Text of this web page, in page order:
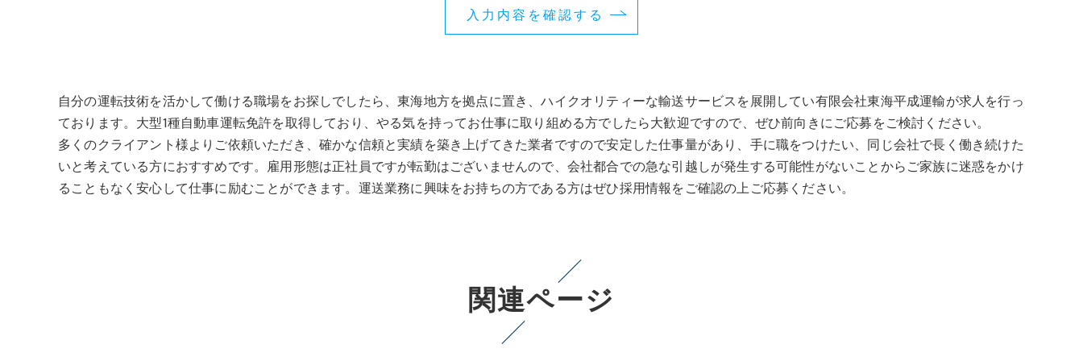
自分の運転技術を活かして働ける職場をお探しでしたら、東海地方を拠点に置き、ハイクオリティーな輸送サービスを展開してい有限会社東海平成運輸が求人を行っ
ております。大型1種自動車運転免許を取得しており、やる気を持ってお仕事に取り組める方でしたら大歓迎ですので、ぜひ前向きにご応募をご検討ください。
多くのクライアント様よりご依頼いただき、確かな信頼と実績を築き上げてきた業者ですので安定した仕事量があり、手に職をつけたい、同じ会社で長く働き続けた
いと考えている方におすすめです。雇用形態は正社員ですが転勤はございませんので、会社都合での急な引越しが発生する可能性がないことからご家族に迷惑をかけ
ることもなく安心して仕事に励むことができます。運送業務に興味をお持ちの方である方はぜひ採用情報をご確認の上ご応募ください。
関連ページ